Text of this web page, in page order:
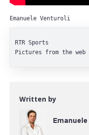
Emanuele Venturoli
RTR Sports
Pictures from the web
Written by